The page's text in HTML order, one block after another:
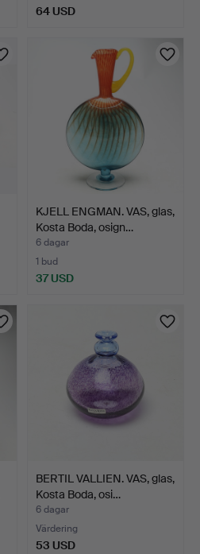
64 USD
KJELL ENGMAN. VAS, glas,
Kosta Boda, osign…
6 dagar
1 bud
37 USD
BERTIL VALLIEN. VAS, glas,
Kosta Boda, osi…
6 dagar
Värdering
53 USD